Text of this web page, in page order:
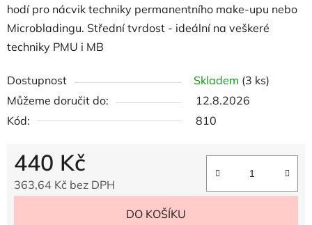
hodí pro nácvik techniky permanentního make-upu nebo
Microbladingu. Střední tvrdost - ideální na veškeré
techniky PMU i MB
Dostupnost Skladem (3 ks)
Můžeme doručit do:
12.8.2026
Kód:
810
440 Kč
363,64 Kč bez DPH
DO KOŠÍKU